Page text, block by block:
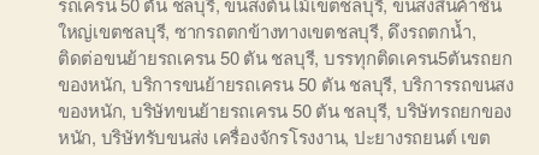
ใหญ่เขตชลบุรี, ซากรถตกข้างทางเขตชลบุรี, ดึงรถตกน้ำ,
ติดต่อขนย้ายรถเครน 50 ตัน ชลบุรี, บรรทุกติดเครน5ตันรถยก
ของหนัก, บริการขนย้ายรถเครน 50 ตัน ชลบุรี, บริการรถขนสง
ของหนัก, บริษัทขนย้ายรถเครน 50 ตัน ชลบุรี, บริษัทรถยกของ
หนัก, บริษัทรับขนส่ง เครื่องจักรโรงงาน, ปะยางรถยนต์ เขต